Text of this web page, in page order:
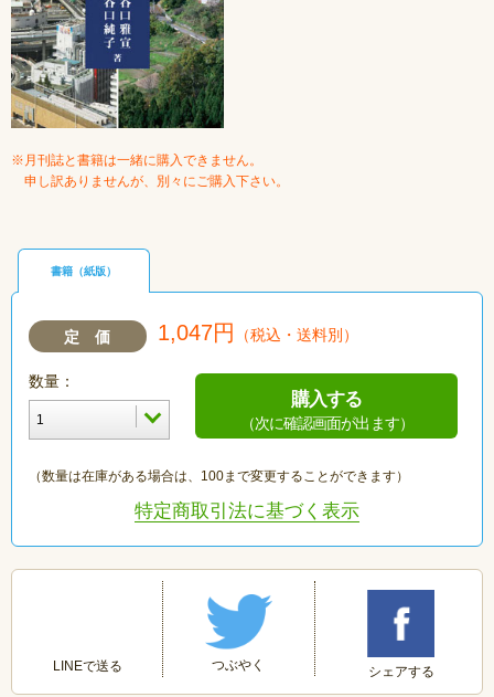
※月刊誌と書籍は一緒に購入できません。
申し訳ありませんが、別々にご購入下さい。
書籍（紙版）
定 価 1,047円 （税込・送料別）
数量：
購入する
（次に確認画面が出ます）
（数量は在庫がある場合は、100まで変更することができます）
特定商取引法に基づく表示
LINEで送る つぶやく シェアする